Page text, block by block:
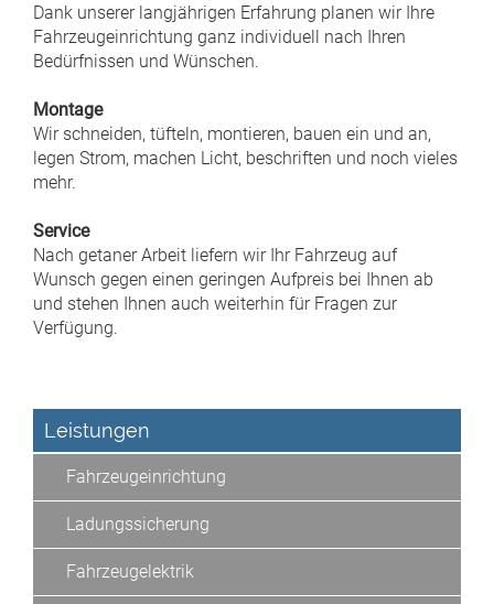
Dank unserer langjährigen Erfahrung planen wir Ihre
Fahrzeugeinrichtung ganz individuell nach Ihren
Bedürfnissen und Wünschen.
Montage
Wir schneiden, tüfteln, montieren, bauen ein und an,
legen Strom, machen Licht, beschriften und noch vieles
mehr.
Service
Nach getaner Arbeit liefern wir Ihr Fahrzeug auf
Wunsch gegen einen geringen Aufpreis bei Ihnen ab
und stehen Ihnen auch weiterhin für Fragen zur
Verfügung.
Leistungen
Fahrzeugeinrichtung
Ladungssicherung
Fahrzeugelektrik